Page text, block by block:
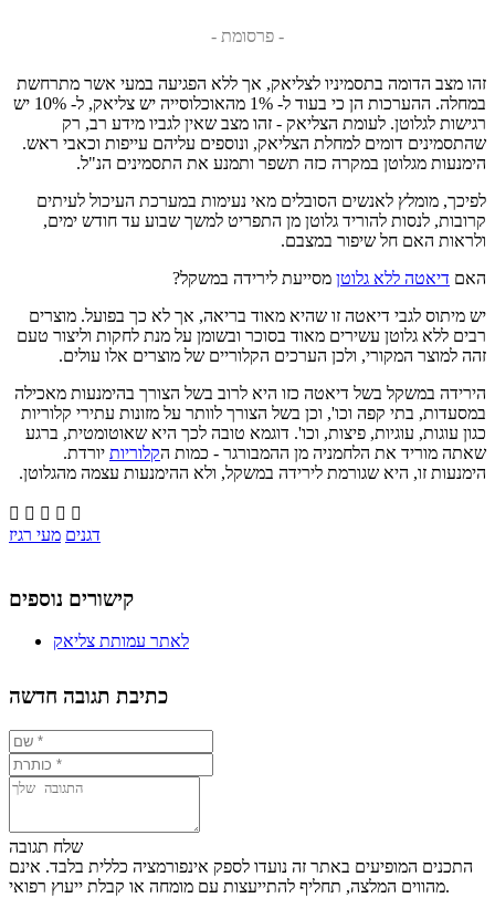
- פרסומת -
זהו מצב הדומה בתסמיניו לצליאק, אך ללא הפגיעה במעי אשר מתרחשת
במחלה. ההערכות הן כי בעוד ל- 1% מהאוכלוסייה יש צליאק, ל- 10% יש
רגישות לגלוטן. לעומת הצליאק - זהו מצב שאין לגביו מידע רב, רק
שהתסמינים דומים למחלת הצליאק, ונוספים עליהם עייפות וכאבי ראש.
הימנעות מגלוטן במקרה כזה תשפר ותמנע את התסמינים הנ"ל.
לפיכך, מומלץ לאנשים הסובלים מאי נעימות במערכת העיכול לעיתים
קרובות, לנסות להוריד גלוטן מן התפריט למשך שבוע עד חודש ימים,
ולראות האם חל שיפור במצבם.
האם דיאטה ללא גלוטן מסייעת לירידה במשקל?
יש מיתוס לגבי דיאטה זו שהיא מאוד בריאה, אך לא כך בפועל. מוצרים
רבים ללא גלוטן עשירים מאוד בסוכר ובשומן על מנת לחקות וליצור טעם
זהה למוצר המקורי, ולכן הערכים הקלוריים של מוצרים אלו עולים.
הירידה במשקל בשל דיאטה כזו היא לרוב בשל הצורך בהימנעות מאכילה
במסעדות, בתי קפה וכו', וכן בשל הצורך לוותר על מזונות עתירי קלוריות
כגון עוגות, עוגיות, פיצות, וכו'. דוגמא טובה לכך היא שאוטומטית, ברגע
שאתה מוריד את הלחמניה מן ההמבורגר - כמות הקלוריות יורדת.
הימנעות זו, היא שגורמת לירידה במשקל, ולא ההימנעות עצמה מהגלוטן.
    
דגנים מעי רגיז
קישורים נוספים
לאתר עמותת צליאק
כתיבת תגובה חדשה
שלח תגובה
התכנים המופיעים באתר זה נועדו לספק אינפורמציה כללית בלבד. אינם
מהווים המלצה, תחליף להתייעצות עם מומחה או קבלת ייעוץ רפואי.